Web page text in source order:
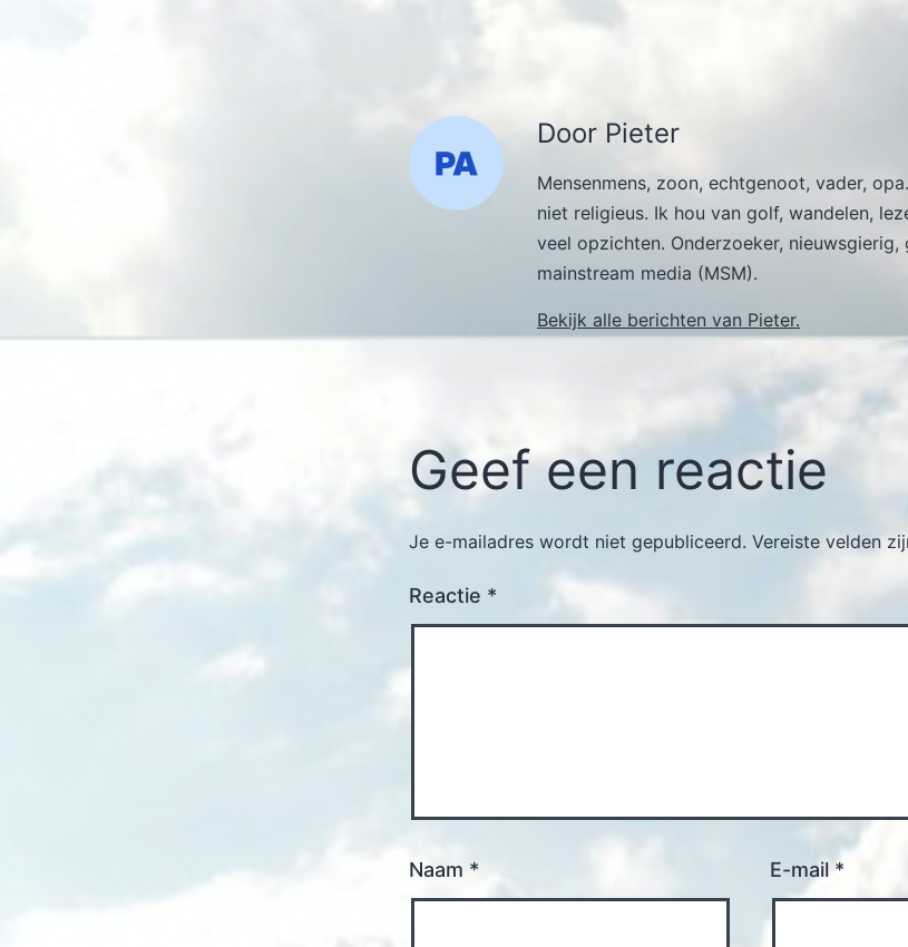
Door Pieter
Mensenmens, zoon, echtgenoot, vader,
niet religieus. Ik hou van golf, wandelen,
veel opzichten. Onderzoeker, nieuwsgierig,
mainstream media (MSM).
Bekijk alle berichten van Pieter.
Geef een reactie
Je e-mailadres wordt niet gepubliceerd. Vereiste velden
Reactie *
Naam * E-mail*